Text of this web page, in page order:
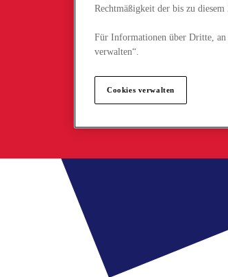
Rechtmäßigkeit der bis zu
Für Informationen über Dritte,
verwalten“.
Cookies verwalten